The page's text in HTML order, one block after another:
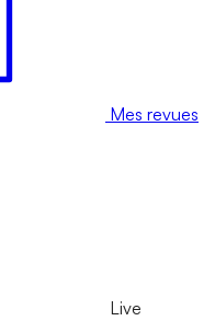
Mes revues
Live